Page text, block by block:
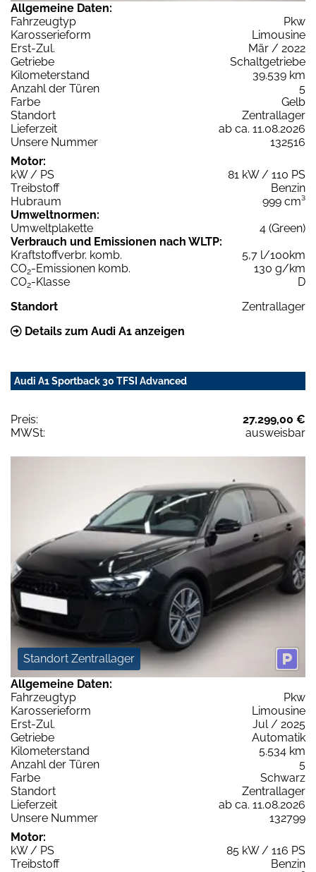
Allgemeine Daten:
Fahrzeugtyp
Pkw
Karosserieform
Limousine
Erst-Zul.
Mär / 2022
Getriebe
Schaltgetriebe
Kilometerstand
39.539 km
Anzahl der Türen
5
Farbe
Gelb
Standort
Zentrallager
Lieferzeit
ab ca. 11.08.2026
Unsere Nummer
132516
Motor:
kW / PS
81 kW / 110 PS
Treibstoff
Benzin
Hubraum
999 cm³
Umweltnormen:
Umweltplakette
4 (Green)
Verbrauch und Emissionen nach WLTP:
Kraftstoffverbr. komb.
5,7 l/100km
CO2-Emissionen komb.
130 g/km
CO2-Klasse
D
Standort
Zentrallager
Details zum Audi A1 anzeigen
Audi A1 Sportback 30 TFSI Advanced
Preis:
27.299,00 €
MWSt:
ausweisbar
Standort Zentrallager
Allgemeine Daten:
Fahrzeugtyp
Pkw
Karosserieform
Limousine
Erst-Zul.
Jul / 2025
Getriebe
Automatik
Kilometerstand
5.534 km
Anzahl der Türen
5
Farbe
Schwarz
Standort
Zentrallager
Lieferzeit
ab ca. 11.08.2026
Unsere Nummer
132799
Motor:
kW / PS
85 kW / 116 PS
Treibstoff
Benzin